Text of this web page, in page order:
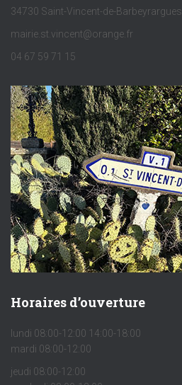
34730 Saint-Vincent-de-Barbeyrargues
mairie.st.vincent@orange.fr
04 67 59 71 15
Horaires d’ouverture
lundi 08:00-12:00 14:00-18:00
mardi 08:00-12:00
jeudi 08:00-12:00